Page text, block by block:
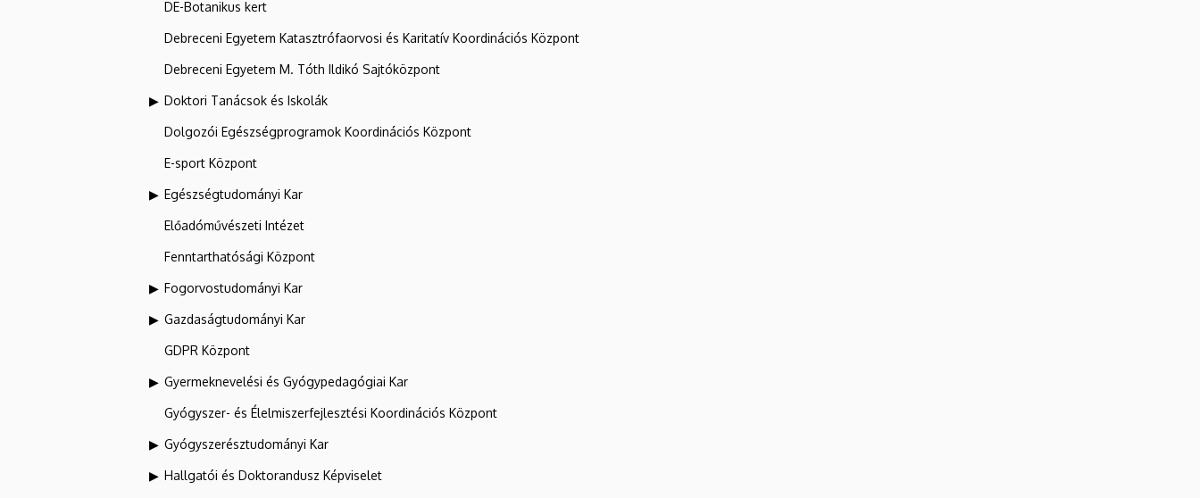
DE-Botanikus kert
Debreceni Egyetem Katasztrófaorvosi és Karitatív Koordinációs Központ
Debreceni Egyetem M. Tóth Ildikó Sajtóközpont
Doktori Tanácsok és Iskolák
Dolgozói Egészségprogramok Koordinációs Központ
E-sport Központ
Egészségtudományi Kar
Előadóművészeti Intézet
Fenntarthatósági Központ
Fogorvostudományi Kar
Gazdaságtudományi Kar
GDPR Központ
Gyermeknevelési és Gyógypedagógiai Kar
Gyógyszer- és Élelmiszerfejlesztési Koordinációs Központ
Gyógyszerésztudományi Kar
Hallgatói és Doktorandusz Képviselet